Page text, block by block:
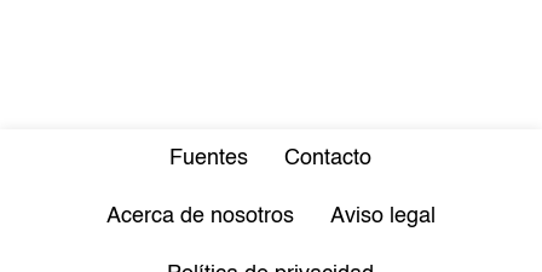
Fuentes Contacto
Acerca de nosotros Aviso legal